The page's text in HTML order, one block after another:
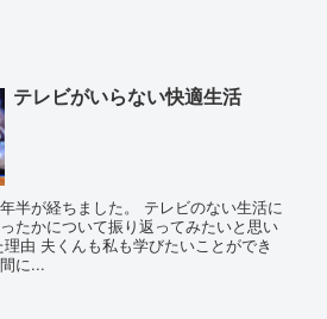
テレビがいらない快適生活
半が経ちました。 テレビのない生活に
たかについて振り返ってみたいと思い
由 夫くんも私も学びたいことができ
に...